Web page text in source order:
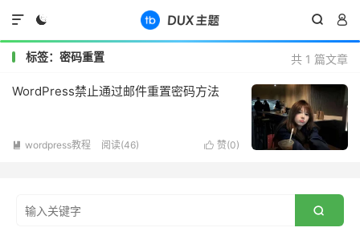
  

共 1 篇文章
标签：密码重置
WordPress禁止通过邮件重置密码方法
 赞(0)
 wordpress教程 阅读(46)
